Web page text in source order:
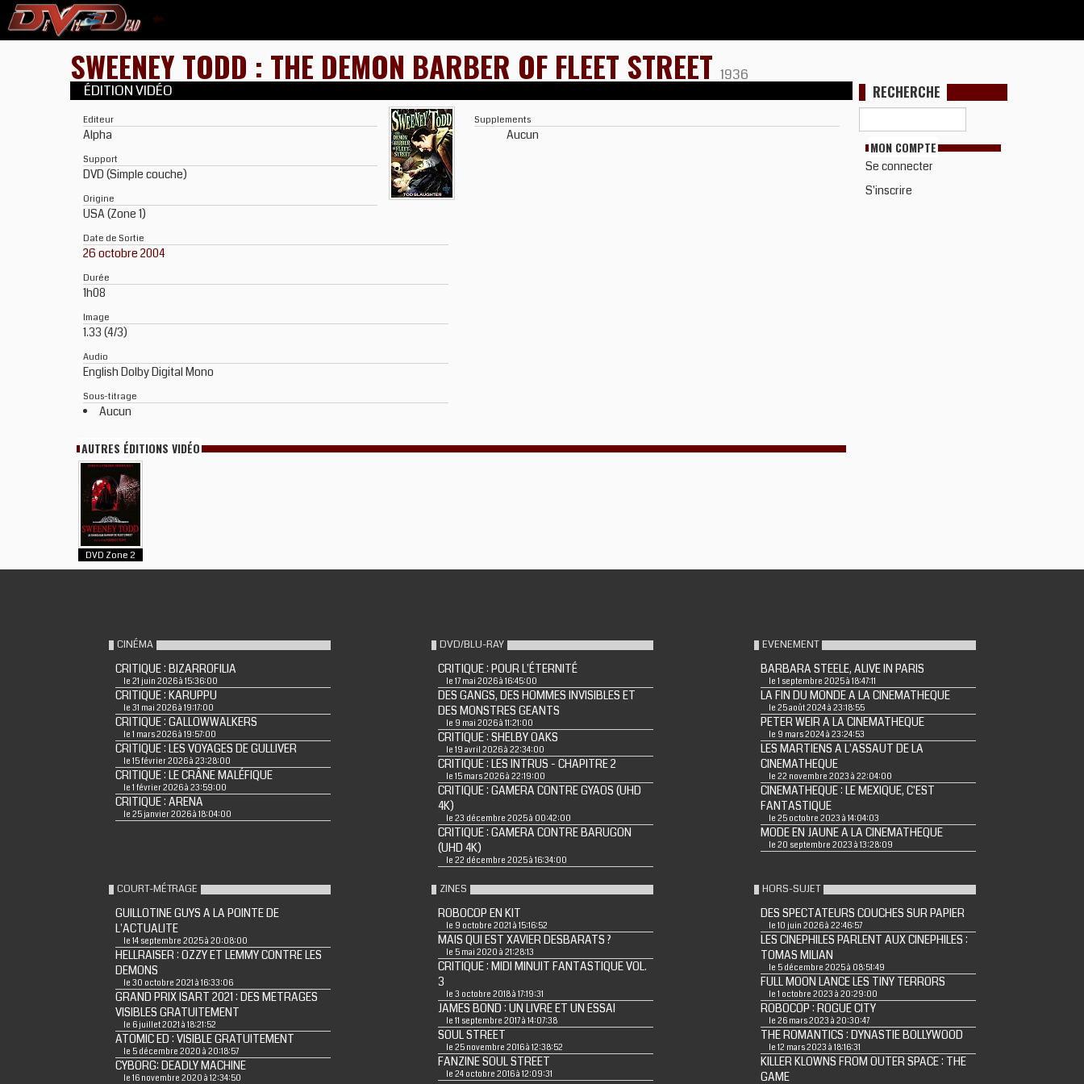
SWEENEY TODD : THE DEMON BARBER OF FLEET STREET 1936
ÉDITION VIDÉO
Editeur
Alpha
Support
DVD (Simple couche)
Origine
USA (Zone 1)
Date de Sortie
26 octobre 2004
Durée
1h08
Image
1.33 (4/3)
Audio
English Dolby Digital Mono
Sous-titrage
Aucun
Supplements
Aucun
AUTRES ÉDITIONS VIDÉO
DVD Zone 2
RECHERCHE
MON COMPTE
Se connecter
S'inscrire
CINÉMA
CRITIQUE : BIZARROFILIA
le 21 juin 2026 à 15:36:00
CRITIQUE : KARUPPU
le 31 mai 2026 à 19:17:00
CRITIQUE : GALLOWWALKERS
le 1 mars 2026 à 19:57:00
CRITIQUE : LES VOYAGES DE GULLIVER
le 15 février 2026 à 23:28:00
CRITIQUE : LE CRÂNE MALÉFIQUE
le 1 février 2026 à 23:59:00
CRITIQUE : ARENA
le 25 janvier 2026 à 18:04:00
DVD/BLU-RAY
CRITIQUE : POUR L'ÉTERNITÉ
le 17 mai 2026 à 16:45:00
DES GANGS, DES HOMMES INVISIBLES ET
DES MONSTRES GEANTS
le 9 mai 2026 à 11:21:00
CRITIQUE : SHELBY OAKS
le 19 avril 2026 à 22:34:00
CRITIQUE : LES INTRUS - CHAPITRE 2
le 15 mars 2026 à 22:19:00
CRITIQUE : GAMERA CONTRE GYAOS (UHD
4K)
le 23 décembre 2025 à 00:42:00
CRITIQUE : GAMERA CONTRE BARUGON
(UHD 4K)
le 22 décembre 2025 à 16:34:00
EVENEMENT
BARBARA STEELE, ALIVE IN PARIS
le 1 septembre 2025 à 18:47:11
LA FIN DU MONDE A LA CINEMATHEQUE
le 25 août 2024 à 23:18:55
PETER WEIR A LA CINEMATHEQUE
le 9 mars 2024 à 23:24:53
LES MARTIENS A L'ASSAUT DE LA
CINEMATHEQUE
le 22 novembre 2023 à 22:04:00
CINEMATHEQUE : LE MEXIQUE, C'EST
FANTASTIQUE
le 25 octobre 2023 à 14:04:03
MODE EN JAUNE A LA CINEMATHEQUE
le 20 septembre 2023 à 13:28:09
COURT-MÉTRAGE
GUILLOTINE GUYS A LA POINTE DE
L'ACTUALITE
le 14 septembre 2025 à 20:08:00
HELLRAISER : OZZY ET LEMMY CONTRE LES
DEMONS
le 30 octobre 2021 à 16:33:06
GRAND PRIX ISART 2021 : DES METRAGES
VISIBLES GRATUITEMENT
le 6 juillet 2021 à 18:21:52
ATOMIC ED : VISIBLE GRATUITEMENT
le 5 décembre 2020 à 20:18:57
CYBORG: DEADLY MACHINE
le 16 novembre 2020 à 12:34:50
ZINES
ROBOCOP EN KIT
le 9 octobre 2021 à 15:16:52
MAIS QUI EST XAVIER DESBARATS ?
le 5 mai 2020 à 21:28:13
CRITIQUE : MIDI MINUIT FANTASTIQUE VOL.
3
le 3 octobre 2018 à 17:19:31
JAMES BOND : UN LIVRE ET UN ESSAI
le 11 septembre 2017 à 14:07:38
SOUL STREET
le 25 novembre 2016 à 12:38:52
FANZINE SOUL STREET
le 24 octobre 2016 à 12:09:31
HORS-SUJET
DES SPECTATEURS COUCHES SUR PAPIER
le 10 juin 2026 à 22:46:57
LES CINEPHILES PARLENT AUX CINEPHILES :
TOMAS MILIAN
le 5 décembre 2025 à 08:51:49
FULL MOON LANCE LES TINY TERRORS
le 1 octobre 2023 à 20:29:00
ROBOCOP : ROGUE CITY
le 26 mars 2023 à 20:30:47
THE ROMANTICS : DYNASTIE BOLLYWOOD
le 12 mars 2023 à 18:16:31
KILLER KLOWNS FROM OUTER SPACE : THE
GAME